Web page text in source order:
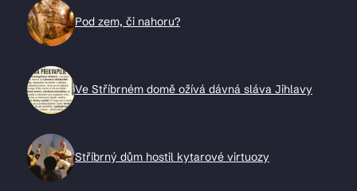
Pod zem, či nahoru?
Ve Stříbrném domě ožívá dávná sláva Jihlavy
Stříbrný dům hostil kytarové virtuozy